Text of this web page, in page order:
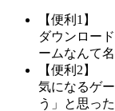
【便利1】
ダウンロー
ームなんて
【便利2】
気になるゲ
う」と思っ